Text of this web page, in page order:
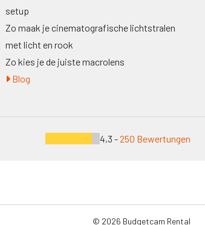
setup
Zo maak je cinematografische lichtstralen
met licht en rook
Zo kies je de juiste macrolens
Blog
4,3 -250 Bewertungen
© 2026 Budgetcam Rental